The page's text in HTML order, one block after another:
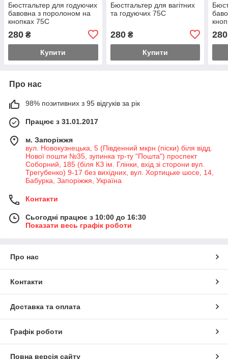
Бюстгальтер для годуючих
бавовна з поролоном на
кнопках 75С
280 ₴
Купити
Бюстгальтер для вагітних
та годуючих 75С
280₴
Купити
280
Про нас
98% позитивних з 95 відгуків за рік
Працює з 31.01.2017
м. Запоріжжя
вул. Новокузнецька, 5 (Південний мкрн (піски) біля відд.
Нової пошти №35, зупинка тр-ту "Пошта") проспект
Соборний, 185 (біля КЗ ім. Глінки, вхід зі сторони вул.
Трегубенко) 9-17 без вихідних, вул. Хортицьке шосе, 14,
Бабурка, Запоріжжя, Україна
Контакти
Сьогодні працює з 10:00 до 16:30
Показати весь графік роботи
Про нас
Контакти
Доставка та оплата
Графік роботи
Повна версія сайту